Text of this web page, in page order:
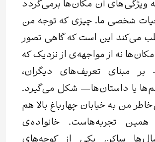
ویژگی‌های آن مکان‌ها برمی‌گردد
شخصی ما. چیزی که توجه من
می‌کند این است که گاهی تصور
مکان‌ها نه از مواجهه‌ی از نزدیک که
بر مبنای تعریف‌های دیگران،
یا داستان‌ها— شکل می‌گیرد.
من به خیابان چهارباغ بالا هم
تجربه‌هاست. خانواده‌ي